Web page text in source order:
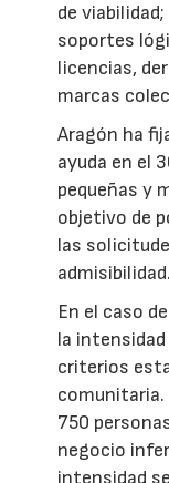
de
soportes
licencias,
marcas
Aragón ha
ayuda en el
pequeñas y
objetivo de
las
admisibilidad.
En el caso
la
criterios
comunitaria.
750
negocio